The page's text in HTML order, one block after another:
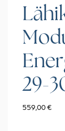
29-
559,00€